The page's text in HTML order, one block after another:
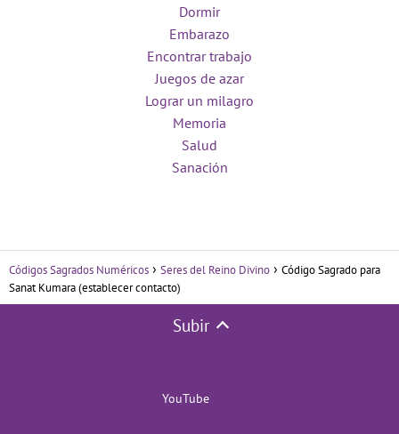
Dormir
Embarazo
Encontrar trabajo
Juegos de azar
Lograr un milagro
Memoria
Salud
Sanación
Códigos Sagrados Numéricos Seres del Reino Divino
Código Sagrado para
Sanat Kumara (establecer contacto)
Subir
YouTube